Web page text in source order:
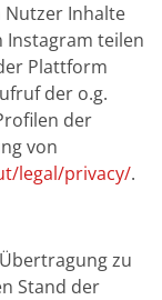
Nutzer Inhalte
Instagram teilen
Plattform
der o.g.
der
von
legal/privacy/.
zu
Stand der